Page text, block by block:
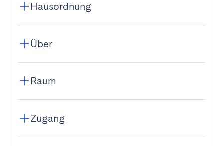
Hausordnung
Über
Raum
Zugang